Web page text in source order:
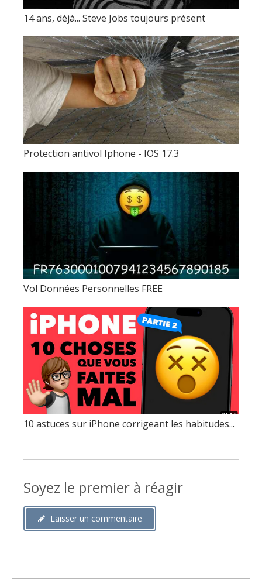
14 ans, déjà... Steve Jobs toujours présent
Protection antivol Iphone - IOS 17.3
Vol Données Personnelles FREE
10 astuces sur iPhone corrigeant les habitudes...
Soyez le premier à réagir
Laisser un commentaire